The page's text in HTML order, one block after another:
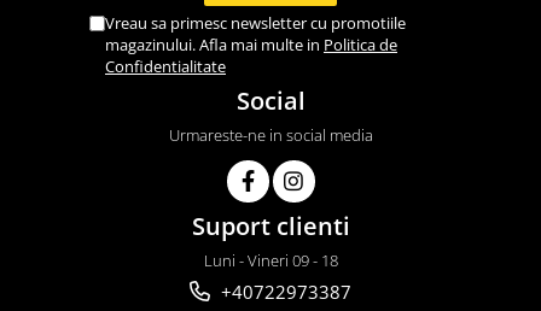
Vreau sa primesc newsletter cu promotiile
magazinului. Afla mai multe in Politica de
Confidentialitate
Social
Urmareste-ne in social media
Suport clienti
Luni - Vineri 09 - 18
+40722973387